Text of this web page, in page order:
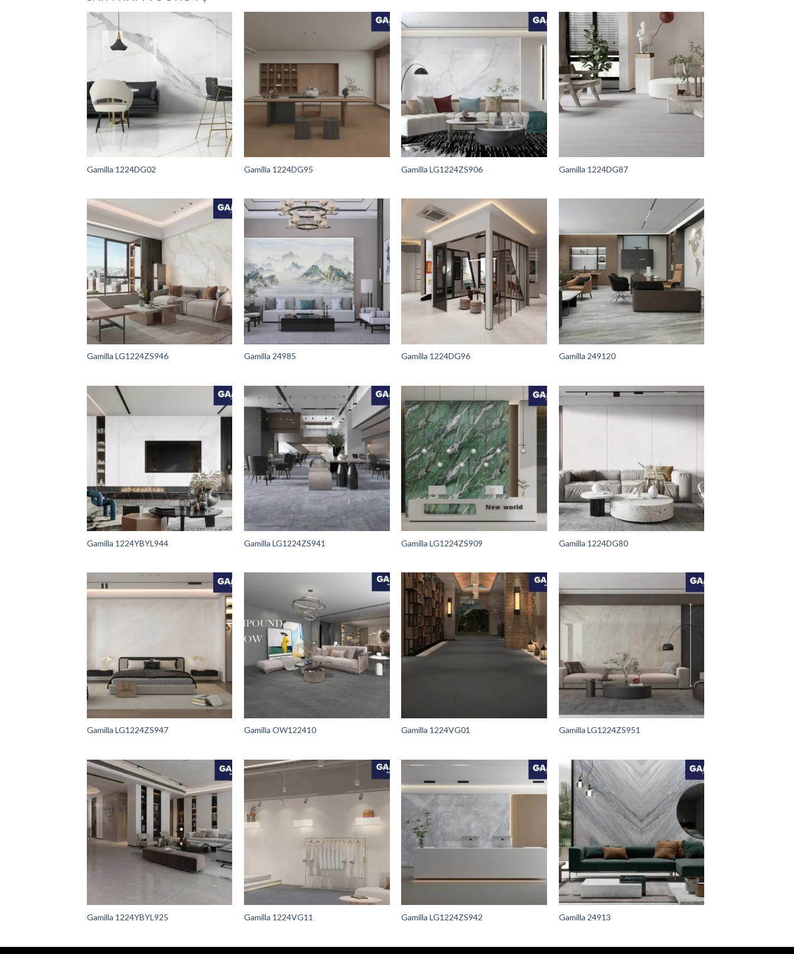
Gamilla 1224DG02 Gamilla 1224DG95 Gamilla LG1224ZS906 Gamilla 1224DG87
Gamilla LG1224ZS946 Gamilla 24985 Gamilla 1224DG96 Gamilla 249120
Gamilla 1224YBYL944 Gamilla LG1224ZS941 Gamilla LG1224ZS909 Gamilla 1224DG80
Gamilla LG1224ZS947 Gamilla OW122410 Gamilla 1224VG01 Gamilla LG1224ZS951
Gamilla 1224YBYL925 Gamilla 1224VG11 Gamilla LG1224ZS942 Gamilla 24913